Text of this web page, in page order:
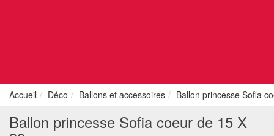
Accueil Déco Ballons et accessoires Ballon princesse Sofia
Ballon princesse Sofia coeur de 15 X